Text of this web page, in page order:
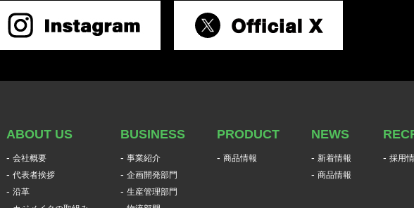
ABOUT US
会社概要
代表者挨拶
沿革
BUSINESS
事業紹介
企画開発部門
生産管理部門
PRODUCT
商品情報
NEWS
新着情報
商品情報
採用